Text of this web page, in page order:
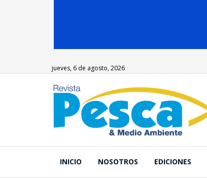
jueves, 6 de agosto, 2026
INICIO NOSOTROS EDICIONES